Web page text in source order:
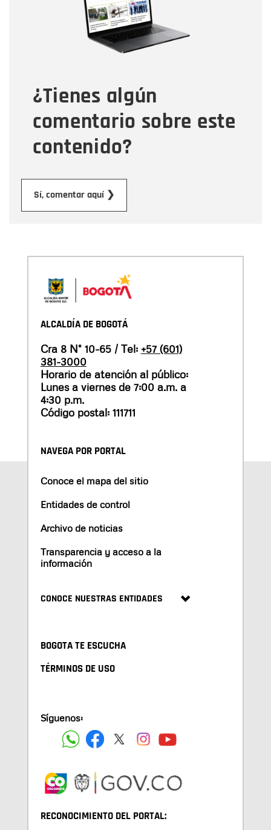
¿Tienes algún
comentario sobre este
contenido?
Sí, comentar aquí ❯
Tipo de comentario
Mensaje
ALCALDÍA DE BOGOTÁ
Cra 8 N° 10-65 / Tel: +57 (601)
381-3000
Horario de atención al público:
Lunes a viernes de 7:00 a.m. a
4:30 p.m.
Código postal: 111711
NAVEGA POR PORTAL
Conoce el mapa del sitio
Entidades de control
Archivo de noticias
Transparencia y acceso a la
información
CONOCE NUESTRAS ENTIDADES
BOGOTA TE ESCUCHA
TÉRMINOS DE USO
Síguenos:
RECONOCIMIENTO DEL PORTAL: